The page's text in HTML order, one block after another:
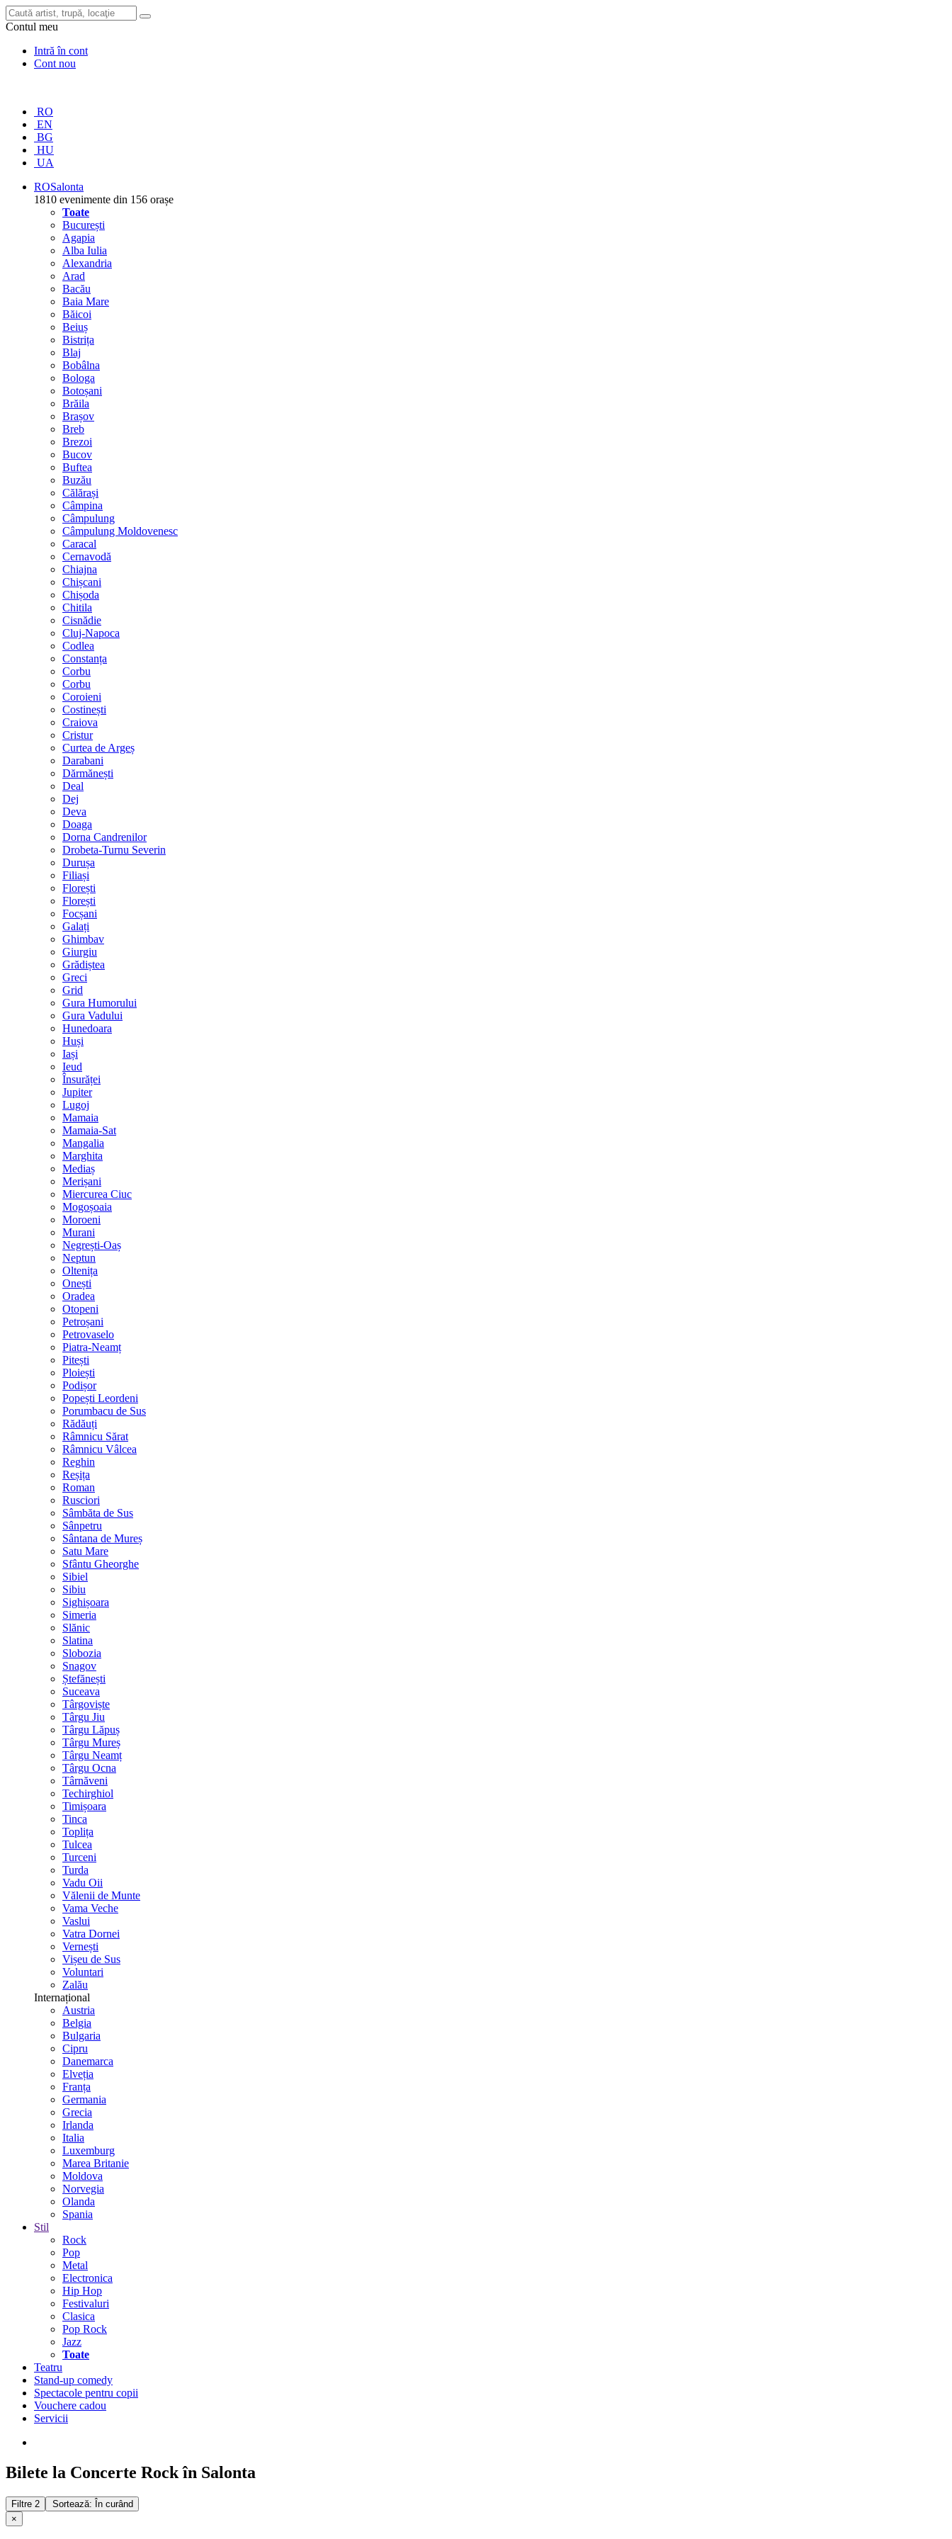
Contul meu
Intră în cont
Cont nou
RO
EN
BG
HU
UA
ROSalonta
1810 evenimente din 156 orașe
Toate
București
Agapia
Alba Iulia
Alexandria
Arad
Bacău
Baia Mare
Băicoi
Beiuș
Bistrița
Blaj
Bobâlna
Bologa
Botoșani
Brăila
Brașov
Breb
Brezoi
Bucov
Buftea
Buzău
Călărași
Câmpina
Câmpulung
Câmpulung Moldovenesc
Caracal
Cernavodă
Chiajna
Chișcani
Chișoda
Chitila
Cisnădie
Cluj-Napoca
Codlea
Constanța
Corbu
Corbu
Coroieni
Costinești
Craiova
Cristur
Curtea de Argeș
Darabani
Dărmănești
Deal
Dej
Deva
Doaga
Dorna Candrenilor
Drobeta-Turnu Severin
Durușa
Filiași
Florești
Florești
Focșani
Galați
Ghimbav
Giurgiu
Grădiștea
Greci
Grid
Gura Humorului
Gura Vadului
Hunedoara
Huși
Iași
Ieud
Însurăței
Jupiter
Lugoj
Mamaia
Mamaia-Sat
Mangalia
Marghita
Mediaș
Merișani
Miercurea Ciuc
Mogoșoaia
Moroeni
Murani
Negrești-Oaș
Neptun
Oltenița
Onești
Oradea
Otopeni
Petroșani
Petrovaselo
Piatra-Neamț
Pitești
Ploiești
Podișor
Popești Leordeni
Porumbacu de Sus
Rădăuți
Râmnicu Sărat
Râmnicu Vâlcea
Reghin
Reșița
Roman
Rusciori
Sâmbăta de Sus
Sânpetru
Sântana de Mureș
Satu Mare
Sfântu Gheorghe
Sibiel
Sibiu
Sighișoara
Simeria
Slănic
Slatina
Slobozia
Snagov
Ștefănești
Suceava
Târgoviște
Târgu Jiu
Târgu Lăpuș
Târgu Mureș
Târgu Neamț
Târgu Ocna
Târnăveni
Techirghiol
Timișoara
Tinca
Toplița
Tulcea
Turceni
Turda
Vadu Oii
Vălenii de Munte
Vama Veche
Vaslui
Vatra Dornei
Vernești
Vișeu de Sus
Voluntari
Zalău
Internațional
Austria
Belgia
Bulgaria
Cipru
Danemarca
Elveția
Franța
Germania
Grecia
Irlanda
Italia
Luxemburg
Marea Britanie
Moldova
Norvegia
Olanda
Spania
Stil
Rock
Pop
Metal
Electronica
Hip Hop
Festivaluri
Clasica
Pop Rock
Jazz
Toate
Teatru
Stand-up comedy
Spectacole pentru copii
Vouchere cadou
Servicii
Bilete la Concerte Rock în Salonta
Filtre 2
Sortează: În curând
×